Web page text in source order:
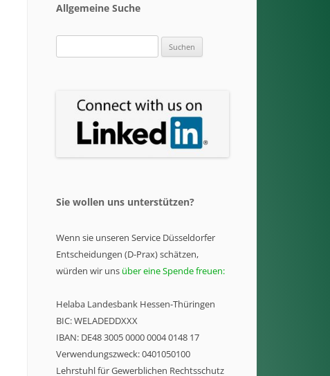
Allgemeine Suche
nach:
Sie wollen uns unterstützen?
Wenn sie unseren Service Düsseldorfer
Entscheidungen (D-Prax) schätzen,
würden wir uns über eine Spende freuen:
Helaba Landesbank Hessen-Thüringen
BIC: WELADEDDXXX
IBAN: DE48 3005 0000 0004 0148 17
Verwendungszweck: 0401050100
Lehrstuhl für Gewerblichen Rechtsschutz